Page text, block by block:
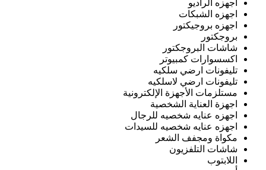
اجهزه الراديو
اجهزه الشبكات
اجهزه بروجيكتور
بروجكتور
شاشات البروجكتور
اكسسوارات كمبيوتر
تليفونات ارضي سلكيه
تليفونات ارضي لاسلكيه
مستلزمات الأجهزة الإلكترونية
اجهزة العناية الشخصية
اجهزه عنايه شخصيه للرجال
اجهزه عنايه شخصيه للسيدات
مكواة ومجفف الشعر
شاشات التلفزيون
اللابتوب